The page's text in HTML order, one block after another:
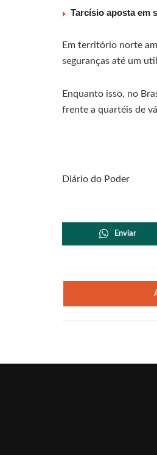
Tarcísio aposta em
Em território norte
seguranças até um
Enquanto isso, no
frente a quartéis de
Diário do Poder
Enviar